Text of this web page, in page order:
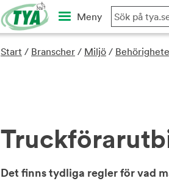
Meny
Start / Branscher / Miljö /
Det finns tydliga regler för vad